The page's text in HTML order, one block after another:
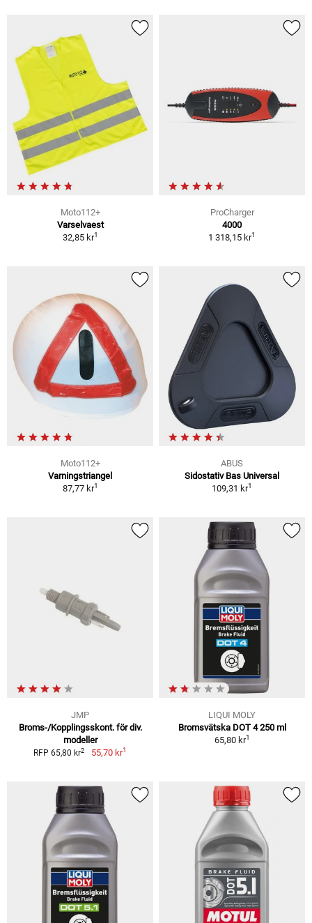
Moto112+
Varselvaest
32,85 kr1
ProCharger
4000
1 318,15 kr1
Moto112+
Varningstriangel
87,77 kr1
ABUS
Sidostativ Bas Universal
109,31 kr1
JMP
Broms-/Kopplingsskont. för div.
modeller
RFP 65,80 kr2 55,70 kr1
LIQUI MOLY
Bromsvätska DOT 4 250 ml
65,80 kr1